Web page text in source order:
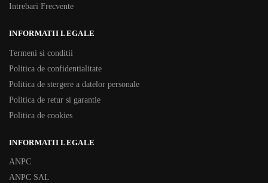
Intrebari Frecvente
INFORMATII LEGALE
Termeni si conditii
Politica de confidentialitate
Politica de stergere a datelor personale
Politica de retur si garantie
Politica de cookies
INFORMATII LEGALE
ANPC
ANPC SAL